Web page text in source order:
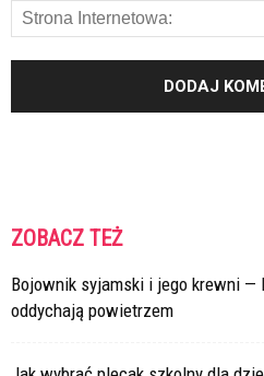
ZOBACZ TEŻ
Bojownik syjamski i jego krewni —
oddychają powietrzem